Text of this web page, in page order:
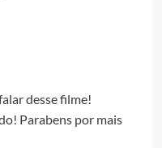
desse filme!
Parabens por mais